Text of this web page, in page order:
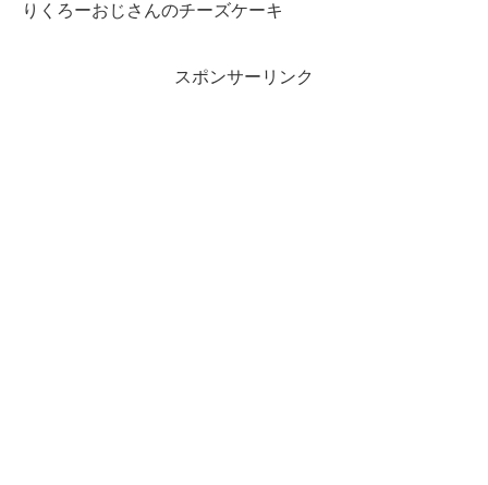
りくろーおじさんのチーズケーキ
スポンサーリンク